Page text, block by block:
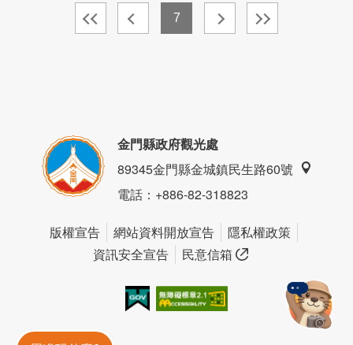
7
金門縣政府觀光處
89345金門縣金城鎮民生路60號
電話：+886-82-318823
版權宣告 網站資料開放宣告
隱私權政策
資訊安全宣告
民意信箱